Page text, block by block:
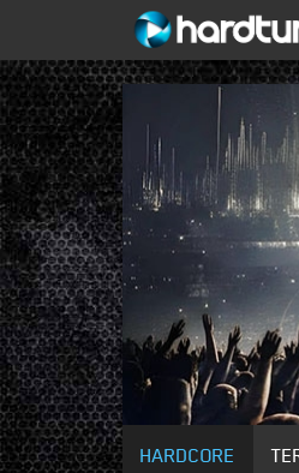
HARDCORE